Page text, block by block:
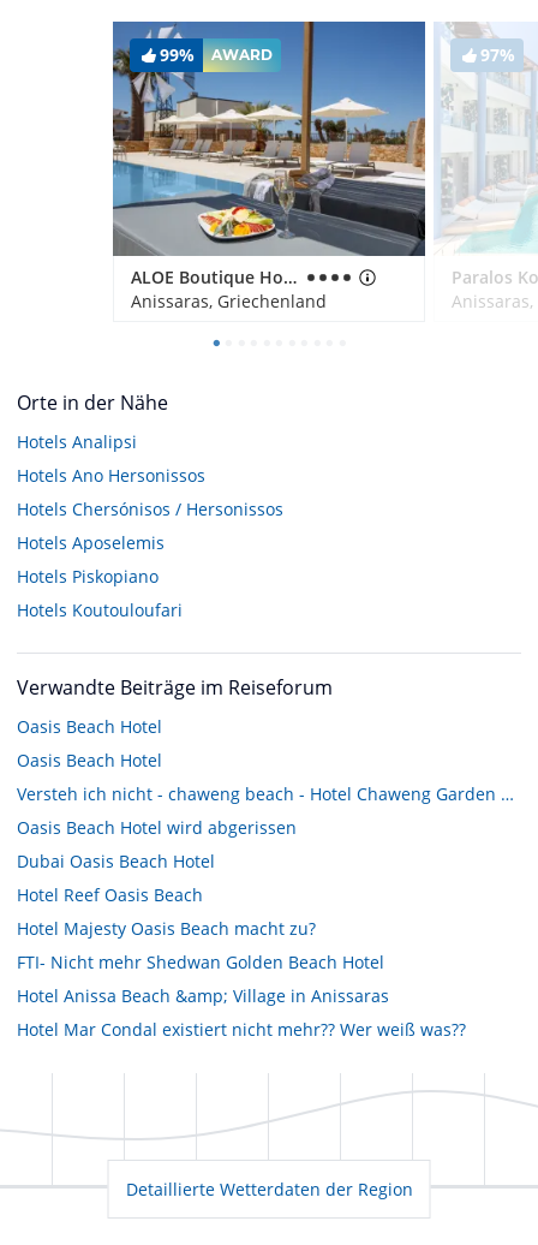
99% AWARD
ALOE Boutique Hotel powered by Anissa Beach
Anissaras, Griechenland
97%
Orte in der Nähe
Hotels Analipsi
Hotels Ano Hersonissos
Hotels Chersónisos / Hersonissos
Hotels Aposelemis
Hotels Piskopiano
Hotels Koutouloufari
Verwandte Beiträge im Reiseforum
Oasis Beach Hotel
Oasis Beach Hotel
Versteh ich nicht - chaweng beach - Hotel Chaweng Garden Beach u. Chaweng Beach das gleiche Hotel ?
Oasis Beach Hotel wird abgerissen
Dubai Oasis Beach Hotel
Hotel Reef Oasis Beach
Hotel Majesty Oasis Beach macht zu?
FTI- Nicht mehr Shedwan Golden Beach Hotel
Hotel Anissa Beach &amp; Village in Anissaras
Hotel Mar Condal existiert nicht mehr?? Wer weiß was??
Detaillierte Wetterdaten der Region